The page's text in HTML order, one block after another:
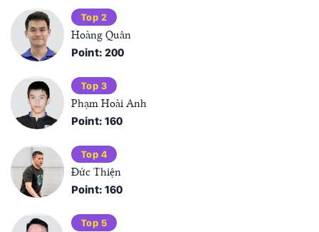
Top 2
Hoàng Quân
Point: 200
Top 3
Phạm Hoài Anh
Point: 160
Top 4
Đức Thiện
Point: 160
Top 5